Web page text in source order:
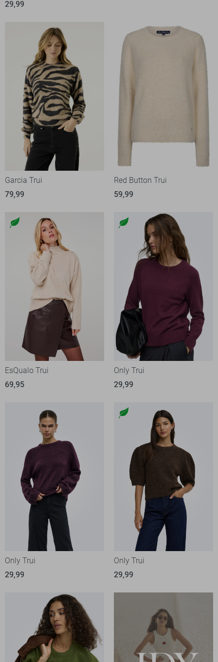
29,99
Garcia Trui
79,99
Red Button Trui
59,99
EsQualo Trui
69,95
Only Trui
29,99
Only Trui
29,99
Only Trui
29,99